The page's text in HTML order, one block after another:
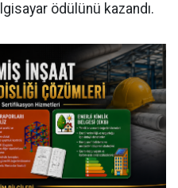
ödülünü kazandı.